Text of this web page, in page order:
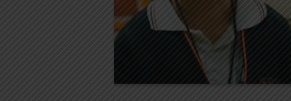
Tania Reyes
, alumna del Bachillerato
en Diseño Gráfico Digital del Instituto
Tecnológico Roosevelt